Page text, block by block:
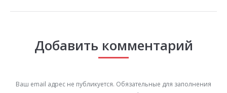
Добавить комментарий
Ваш email адрес не публикуется. Обязательные для заполнения